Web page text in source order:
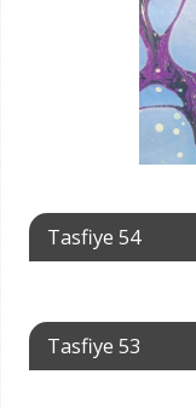
Tasfiye 54
Tasfiye 53